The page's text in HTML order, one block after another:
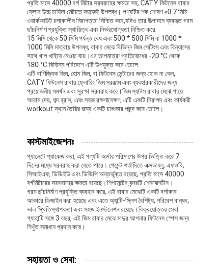
আমাদের সম্পর্কে
কারখানা ভ্রমণ
মান নিয়ন্ত্রণ
যোগাযোগ করুন
খবর
স্পোর্টস রাবারের মেঝে
খেলার মাঠের রাবার মেঝে
ফিটনেস রাবার মেঝে
EPDM রাবার গ্রানুলস
প্রতি মাসে 40000 বর্গ মিটার সরবরাহের ক্ষমতা সহ, CATY ফিটনেস রাবার
ফ্লোর উচ্চ চাহিদা মেটাতে সহজেই উপলব্ধ। পণ্যটির শক শোষণ ≥0.7 মিমি
ওয়ার্কআউট চলাকালীন নিরাপত্তা নিশ্চিত করে,যদিও তার উত্পাদনে ব্যবহৃত গরম
ছাঁচনির্মাণ প্রযুক্তি স্থায়িত্ব এবং নির্ভরযোগ্যতা নিশ্চিত করে.
15 মিমি থেকে 50 মিমি পর্যন্ত বেধ এবং 500 * 500 মিমি বা 1000 *
1000 মিমি মাত্রায় উপলব্ধ, রাবার মেঝে বিভিন্ন জিম সেটিংস এবং বিন্যাসের
সাথে খাপ খাইয়ে নেওয়া যায়।এর তাপমাত্রা প্রতিরোধের -20 °C থেকে
180 °C বিভিন্ন পরিবেশে এটি উপযুক্ত করে তোলে.
এটি বাণিজ্যিক জিম, হোম জিম, বা ফিটনেস সেন্টারের জন্য হোক না কেন,
CATY ফিটনেস রাবার ফ্লোরিং জিম সরঞ্জাম এবং ব্যবহারকারীদের জন্য
প্রয়োজনীয় সমর্থন এবং সুরক্ষা সরবরাহ করে।জিম ম্যাটস রাবার মেঝে পায়ে
আরাম দেয়, শব্দ হ্রাস, এবং সহজ রক্ষণাবেক্ষণ, এটি একটি নিরাপদ এবং কার্যকরী
workout স্থান তৈরির জন্য একটি চমৎকার পছন্দ করে তোলে।
কাস্টমাইজেশনঃ
প্যালেটে প্যাকেজ করা, এই পণ্যটি অর্ডার পরিমাণের উপর ভিত্তি করে 7
দিনের মধ্যে সরবরাহ করা যেতে পারে। পেমেন্ট শর্তাদিতে এক্সডাব্লু, এফওবি,
সিআইএফ, ডিডিইউ এবং ডিডিপি অন্তর্ভুক্ত রয়েছে, প্রতি মাসে 40000
বর্গমিটারের সরবরাহের ক্ষমতা রয়েছে।শিপমেন্টের বন্দরটি শেনঝেনচীন।
গরম ছাঁচনির্মাণ প্রযুক্তি ব্যবহার করে, এই রাবার মেঝেটি একটি বর্গাকার
আকারে ডিজাইন করা হয়েছে এবং এতে অ্যান্টি-স্লিপ বৈশিষ্ট্য, পরিবেশ বান্ধব,
ভাল স্থিতিস্থাপকতা এবং সহজ ইনস্টলেশন রয়েছে।বিক্রয়োত্তর সেবা
গ্যারান্টি সঙ্গে 3 বছর, এই জিম রাবার মেঝে মাদুর আপনার ফিটনেস স্পেস জন্য
নিখুঁত সমাধান প্রদান করে।
সহায়তা ও সেবা: